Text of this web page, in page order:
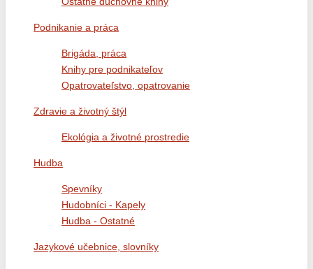
Podnikanie a práca
Brigáda, práca
Knihy pre podnikateľov
Opatrovateľstvo, opatrovanie
Zdravie a životný štýl
Ekológia a životné prostredie
Hudba
Spevníky
Hudobníci - Kapely
Hudba - Ostatné
Jazykové učebnice, slovníky